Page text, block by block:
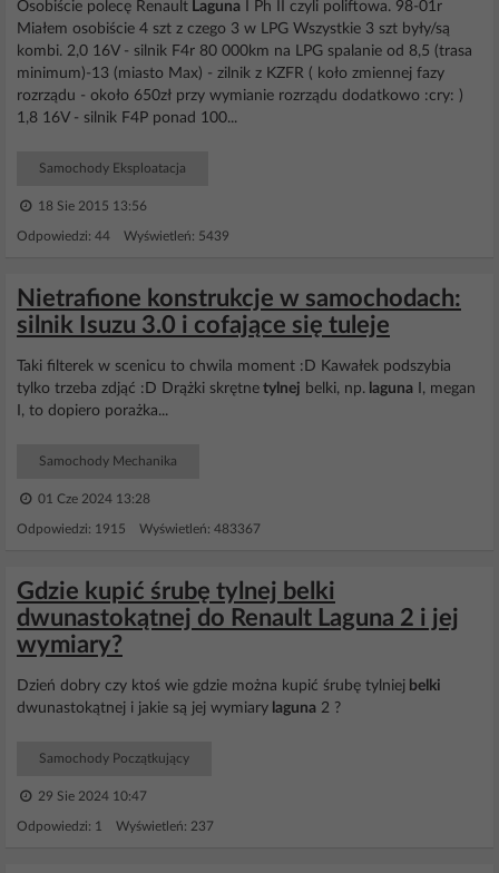
Osobiście polecę Renault Laguna I Ph II czyli poliftowa. 98-01r
Miałem osobiście 4 szt z czego 3 w LPG Wszystkie 3 szt były/są
kombi. 2,0 16V - silnik F4r 80 000km na LPG spalanie od 8,5 (trasa
minimum)-13 (miasto Max) - zilnik z KZFR ( koło zmiennej fazy
rozrządu - około 650zł przy wymianie rozrządu dodatkowo :cry: )
1,8 16V - silnik F4P ponad 100...
Samochody Eksploatacja
18 Sie 2015 13:56
Odpowiedzi: 44 Wyświetleń: 5439
Nietrafione konstrukcje w samochodach:
silnik Isuzu 3.0 i cofające się tuleje
Taki filterek w scenicu to chwila moment :D Kawałek podszybia
tylko trzeba zdjąć :D Drążki skrętne tylnej belki, np. laguna I, megan
I, to dopiero porażka...
Samochody Mechanika
01 Cze 2024 13:28
Odpowiedzi: 1915 Wyświetleń: 483367
Gdzie kupić śrubę tylnej belki
dwunastokątnej do Renault Laguna 2 i jej
wymiary?
Dzień dobry czy ktoś wie gdzie można kupić śrubę tylniej belki
dwunastokątnej i jakie są jej wymiary laguna 2 ?
Samochody Początkujący
29 Sie 2024 10:47
Odpowiedzi: 1 Wyświetleń: 237